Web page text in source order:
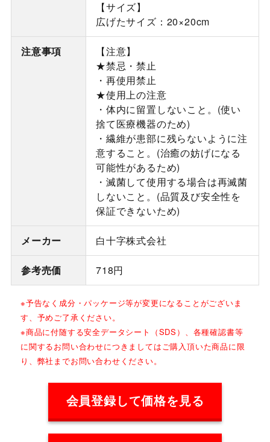
【サイズ】
広げたサイズ：20×20cm
注意事項
【注意】
★禁忌・禁止
・再使用禁止
★使用上の注意
・体内に留置しないこと。(使い
捨て医療機器のため)
・繊維が患部に残らないように注
意すること。(治癒の妨げになる
可能性があるため)
・滅菌して使用する場合は再滅菌
しないこと。(品質及び安全性を
保証できないため)
メーカー 白十字株式会社
参考売価 718円
※予告なく成分・パッケージ等が変更になることがございま
す、予めご了承ください。
※商品に付随する安全データシート（SDS）、各種確認書等
に関するお問い合わせにつきましてはご購入頂いた商品に限
り、弊社までお問い合わせください。
会員登録して価格を見る